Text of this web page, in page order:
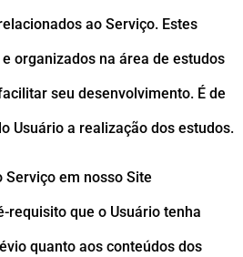
ao Serviço. Estes
organizados na área de estudos
seu desenvolvimento. É de
Usuário a realização dos estudos.
Serviço em nosso Site
requisito que o Usuário tenha
quanto aos conteúdos dos